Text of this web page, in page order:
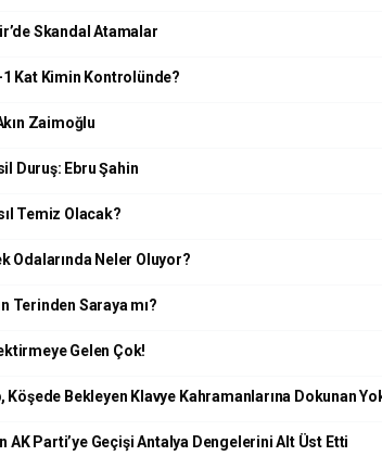
Skandal Atamalar
Kat Kimin Kontrolünde?
Zaimoğlu
Duruş: Ebru Şahin
Temiz Olacak?
Odalarında Neler Oluyor?
Terinden Saraya mı?
Gelen Çok!
Köşede Bekleyen Klavye Kahramanlarına Dokunan
AK Parti’ye Geçişi Antalya Dengelerini Alt Üst Etti